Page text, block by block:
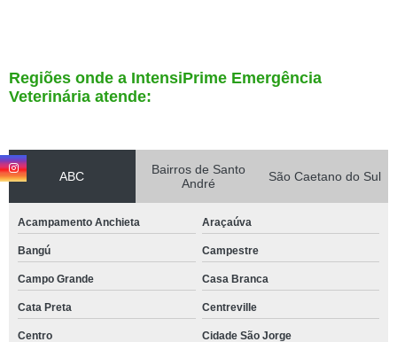
Regiões onde a IntensiPrime Emergência
Veterinária atende:
ABC
Bairros de Santo
André
São Caetano do Sul
Acampamento Anchieta Araçaúva
Bangú Campestre
Campo Grande Casa Branca
Cata Preta Centreville
Centro Cidade São Jorge